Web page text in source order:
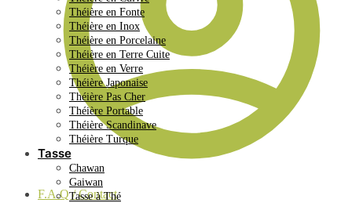
F.A.Q / Contact
Théière en Fonte
Théière en Inox
Théière en Porcelaine
Théière en Terre Cuite
Théière en Verre
Théière Japonaise
Théière Pas Cher
Théière Portable
Théière Scandinave
Théière Turque
Tasse
Chawan
Gaiwan
Tasse à Thé